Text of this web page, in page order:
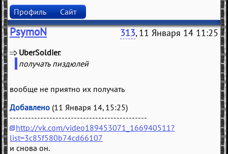
Профиль Сайт
PsymoN 313, 11 Января 14 11:25
UberSoldier
получать пиздюлей
вообще не приятно их получать
Добавлено (11 Января 14, 15:25)
---------------------------------------------
http://vk.com/video189453071_166940511?
list=3c85f580b74cd66107
и снова он.